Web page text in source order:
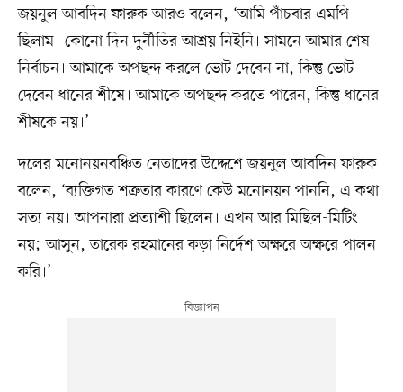
জয়নুল আবদিন ফারুক আরও বলেন, ‘আমি পাঁচবার এমপি
ছিলাম। কোনো দিন দুর্নীতির আশ্রয় নিইনি। সামনে আমার শেষ
নির্বাচন। আমাকে অপছন্দ করলে ভোট দেবেন না, কিন্তু ভোট
দেবেন ধানের শীষে। আমাকে অপছন্দ করতে পারেন, কিন্তু ধানের
শীষকে নয়।’
দলের মনোনয়নবঞ্চিত নেতাদের উদ্দেশে জয়নুল আবদিন ফারুক
বলেন, ‘ব্যক্তিগত শত্রুতার কারণে কেউ মনোনয়ন পাননি, এ কথা
সত্য নয়। আপনারা প্রত্যাশী ছিলেন। এখন আর মিছিল-মিটিং
নয়; আসুন, তারেক রহমানের কড়া নির্দেশ অক্ষরে অক্ষরে পালন
করি।’